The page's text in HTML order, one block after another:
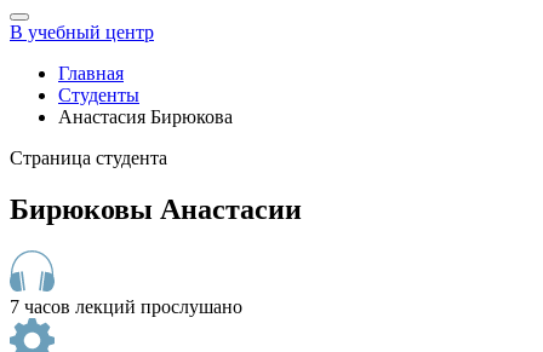
В учебный центр
Главная
Студенты
Анастасия Бирюкова
Страница студента
Бирюковы Анастасии
7 часов лекций прослушано